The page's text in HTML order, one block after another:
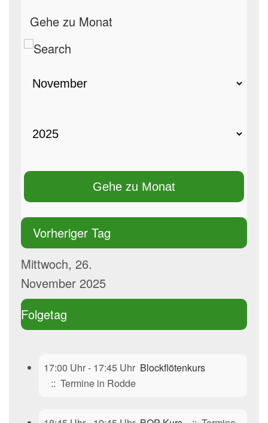
Gehe zu Monat
Gehe zu Monat
Vorheriger Tag
Mittwoch, 26.
November 2025
Folgetag
17:00 Uhr - 17:45 Uhr Blockflötenkurs
:: Termine in Rodde